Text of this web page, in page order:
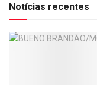
Notícias recentes